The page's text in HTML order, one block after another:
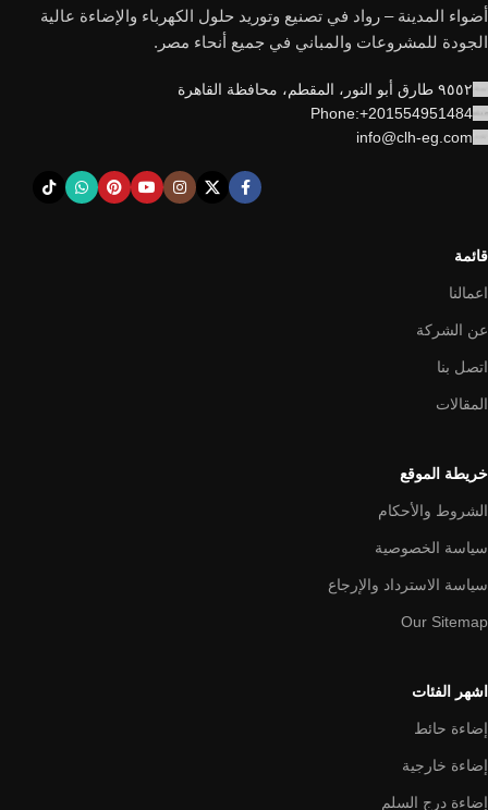
أضواء المدينة – رواد في تصنيع وتوريد حلول الكهرباء والإضاءة عالية
الجودة للمشروعات والمباني في جميع أنحاء مصر.
٩٥٥٢ طارق أبو النور، المقطم، محافظة القاهرة
Phone:+201554951484
info@clh-eg.com
قائمة
اعمالنا
عن الشركة
اتصل بنا
المقالات
خريطة الموقع
الشروط والأحكام
سياسة الخصوصية
سياسة الاسترداد والإرجاع
Our Sitemap
اشهر الفئات
إضاءة حائط
إضاءة خارجية
إضاءة درج السلم